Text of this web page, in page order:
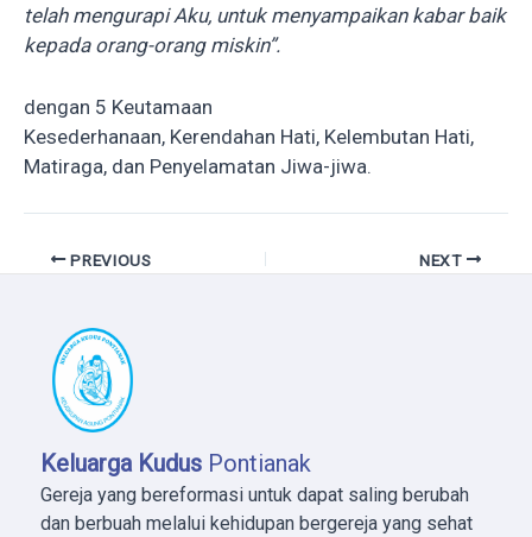
telah mengurapi Aku, untuk menyampaikan kabar baik
kepada orang-orang miskin”.
dengan 5 Keutamaan
Kesederhanaan, Kerendahan Hati, Kelembutan Hati,
Matiraga, dan Penyelamatan Jiwa-jiwa.
PREVIOUS NEXT
Keluarga Kudus Pontianak
Gereja yang bereformasi untuk dapat saling berubah
dan berbuah melalui kehidupan bergereja yang sehat